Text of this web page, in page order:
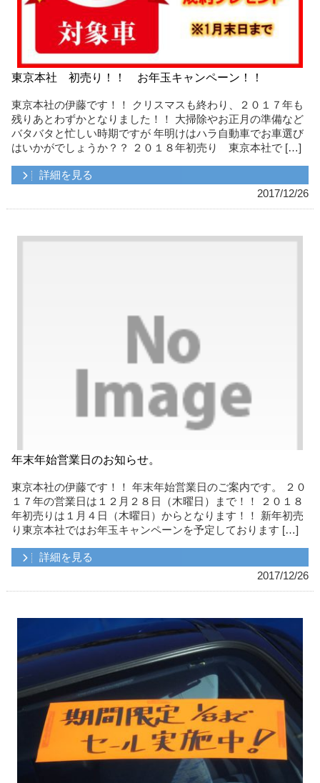
東京本社 初売り！！ お年玉キャンペーン！！
東京本社の伊藤です！！ クリスマスも終わり、２０１７年も
残りあとわずかとなりました！！ 大掃除やお正月の準備など
バタバタと忙しい時期ですが 年明けはハラ自動車でお車選び
はいかがでしょうか？？ ２０１８年初売り 東京本社で […]
詳細を見る
2017/12/26
年末年始営業日のお知らせ。
東京本社の伊藤です！！ 年末年始営業日のご案内です。 ２０
１７年の営業日は１２月２８日（木曜日）まで！！ ２０１８
年初売りは１月４日（木曜日）からとなります！！ 新年初売
り東京本社ではお年玉キャンペーンを予定しております […]
詳細を見る
2017/12/26